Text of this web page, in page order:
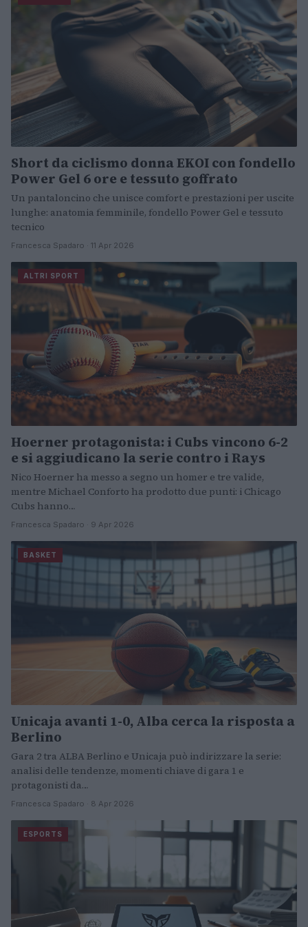
Short da ciclismo donna EKOI con fondello
Power Gel 6 ore e tessuto goffrato
Un pantaloncino che unisce comfort e prestazioni per uscite
lunghe: anatomia femminile, fondello Power Gel e tessuto
tecnico
Francesca Spadaro · 11 Apr 2026
ALTRI SPORT
Hoerner protagonista: i Cubs vincono 6-2
e si aggiudicano la serie contro i Rays
Nico Hoerner ha messo a segno un homer e tre valide,
mentre Michael Conforto ha prodotto due punti: i Chicago
Cubs hanno…
Francesca Spadaro · 9 Apr 2026
BASKET
Unicaja avanti 1-0, Alba cerca la risposta a
Berlino
Gara 2 tra ALBA Berlino e Unicaja può indirizzare la serie:
analisi delle tendenze, momenti chiave di gara 1 e
protagonisti da…
Francesca Spadaro · 8 Apr 2026
ESPORTS